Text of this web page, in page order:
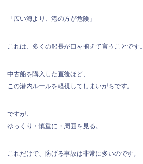
「広い海より、港の方が危険」
これは、多くの船長が口を揃えて言うことです。
中古船を購入した直後ほど、
この港内ルールを軽視してしまいがちです。
ですが、
ゆっくり・慎重に・周囲を見る。
これだけで、防げる事故は非常に多いのです。